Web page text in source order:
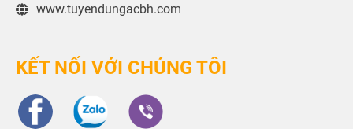
www.tuyendungacbh.com
KẾT NỐI VỚI CHÚNG TÔI